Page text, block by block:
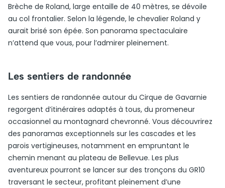
Brèche de Roland, large entaille de 40 mètres, se dévoile
au col frontalier. Selon la légende, le chevalier Roland y
aurait brisé son épée. Son panorama spectaculaire
n’attend que vous, pour l’admirer pleinement.
Les sentiers de randonnée
Les sentiers de randonnée autour du Cirque de Gavarnie
regorgent d’itinéraires adaptés à tous, du promeneur
occasionnel au montagnard chevronné. Vous découvrirez
des panoramas exceptionnels sur les cascades et les
parois vertigineuses, notamment en empruntant le
chemin menant au plateau de Bellevue. Les plus
aventureux pourront se lancer sur des tronçons du GR10
traversant le secteur, profitant pleinement d’une